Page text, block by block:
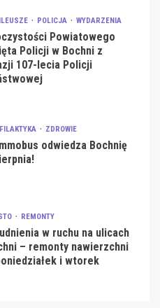
POLICJA WYDARZENIA
Powiatowego
Policji w Bochni z
107-lecia Policji
ZDROWIE
odwiedza Bochnię
REMONTY
w ruchu na ulicach
– remonty nawierzchni
i wtorek